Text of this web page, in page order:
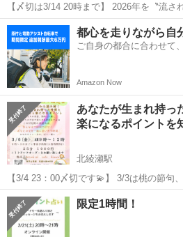
【〆切は3/14 20時まで】 2026年を〝流される年〟にしないための2時
間を、一緒に過ごしませんか🌈✨ ✔️今年をなんとなく始めたくない人
✔️2026年、軸を持
東京 足立区 綾瀬駅 その他
都心を走りながら自
ご自身の都合に合わせて
Amazon Now
あなたが生まれ持っ
楽になるポイントを
北綾瀬駅
【3/4 23：00〆切です💫】 3/3は桃の節句
食という、大浄化の日✨ 月蝕のエネルギ
すことがあり、揺らぎが起きやすい状況で
は、 感情が揺...
東京 足立区 北綾瀬駅
限定1時間！